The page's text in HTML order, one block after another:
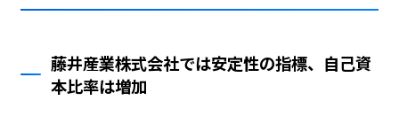
藤井産業株式会社では安定性の指標、自己資
本比率は増加